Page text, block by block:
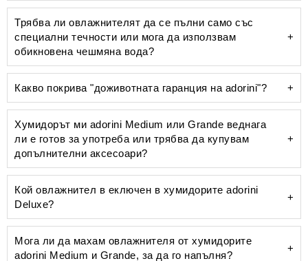
Трябва ли овлажнителят да се пълни само със
специални течности или мога да използвам
обикновена чешмяна вода?
невидим за
окото варовик
овлажнителя
Какво покрива "доживотната гаранция на adorini"?
Хумидорът ми adorini Medium или Grande веднага
ли е готов за употреба или трябва да купувам
допълнителни аксесоари?
Deluxe овлажнител
Кой овлажнител в еключен в хумидорите adorini
Deluxe?
Мога ли да махам овлажнителя от хумидорите
adorini Medium и Grande, за да го напълня?